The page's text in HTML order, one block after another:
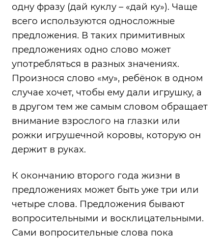
одну фразу (дай куклу – «дай ку»). Чаще
всего используются односложные
предложения. В таких примитивных
предложениях одно слово может
употребляться в разных значениях.
Произнося слово «му», ребёнок в одном
случае хочет, чтобы ему дали игрушку, а
в другом тем же самым словом обращает
внимание взрослого на глазки или
рожки игрушечной коровы, которую он
держит в руках.
К окончанию второго года жизни в
предложениях может быть уже три или
четыре слова. Предложения бывают
вопросительными и восклицательными.
Сами вопросительные слова пока